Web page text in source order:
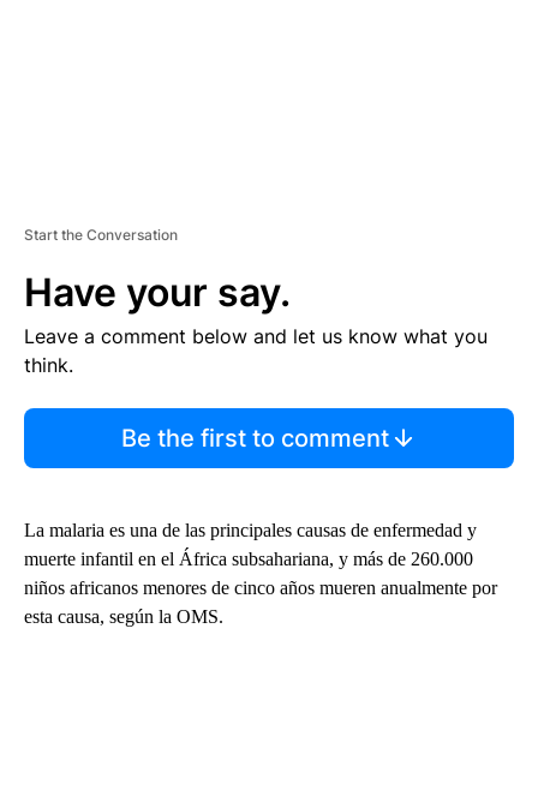
Start the Conversation
Have your say.
Leave a comment below and let us know what you
think.
Be the first to comment
La malaria es una de las principales causas de enfermedad y
muerte infantil en el África subsahariana, y más de 260.000
niños africanos menores de cinco años mueren anualmente por
esta causa, según la OMS.